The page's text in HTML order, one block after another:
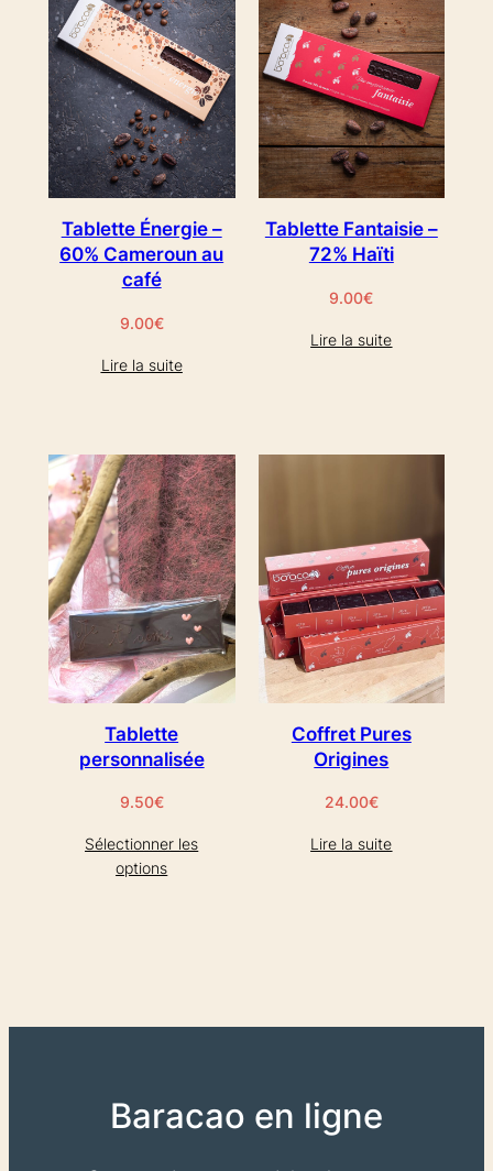
Tablette Énergie –
60% Cameroun au
café
9.00€
Lire la suite
Tablette Fantaisie –
72% Haïti
9.00€
Lire la suite
Tablette
personnalisée
9.50€
Sélectionner les
options
Coffret Pures
Origines
24.00€
Lire la suite
Baracao en ligne